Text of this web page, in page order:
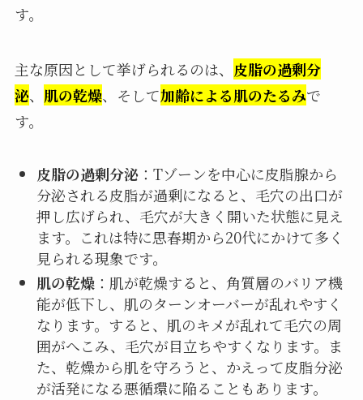
す。
主な原因として挙げられるのは、 皮脂の過剰分
泌、 肌の乾燥、そして加齢による肌のたるみで
す。
皮脂の過剰分泌：Tゾーンを中心に皮脂腺から
分泌される皮脂が過剰になると、毛穴の出口が
押し広げられ、毛穴が大きく開いた状態に見え
ます。これは特に思春期から20代にかけて多く
見られる現象です。
肌の乾燥：肌が乾燥すると、角質層のバリア機
能が低下し、肌のターンオーバーが乱れやすく
なります。すると、肌のキメが乱れて毛穴の周
囲がへこみ、毛穴が目立ちやすくなります。ま
た、乾燥から肌を守ろうと、かえって皮脂分泌
が活発になる悪循環に陥ることもあります。